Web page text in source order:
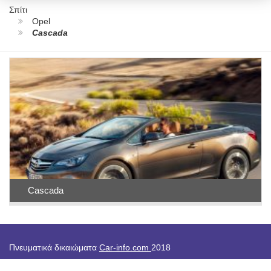
Σπίτι
Opel
Cascada
Cascada
Πνευματικά δικαιώματα Car-info.com 2018